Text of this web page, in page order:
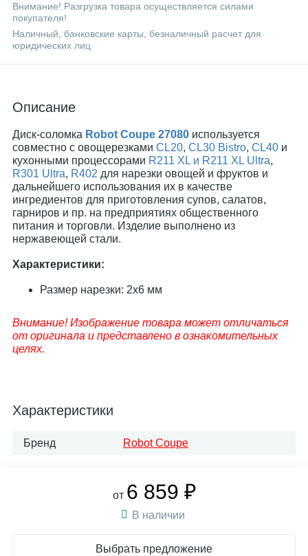
Внимание! Разгрузка товара осуществляется силами
покупателя!
Наличный, банковские карты, безналичный расчет для
юридических лиц
Описание
Диск-соломка Robot Coupe 27080 используется
совместно с овощерезками CL20, CL30 Bistro, CL40 и
кухонными процессорами R211 XL и R211 XL Ultra,
R301 Ultra, R402 для нарезки овощей и фруктов и
дальнейшего использования их в качестве
ингредиентов для приготовления супов, салатов,
гарниров и пр. на предприятиях общественного
питания и торговли. Изделие выполнено из
нержавеющей стали.
Характеристики:
Размер нарезки: 2x6 мм
Внимание! Изображение товара может отличаться
от оригинала и представлено в ознакомительных
целях.
Характеристики
Бренд Robot Coupe
от 6 859 ₽
В наличии
Выбрать предложение